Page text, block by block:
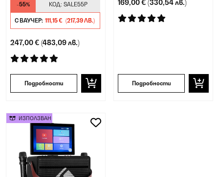
-55% КОД: SALE55P
С ВАУЧЕР: 111,15 € (217,39 ЛВ.)
247,00 € (483,09 лв.)
Подробности
169,00 € (330,54 лв.)
Подробности
ИЗПОЛЗВАН